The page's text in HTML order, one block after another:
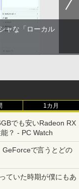
windows11 offic
通 LIFEBOOK U
コン 13.3型FHD
リ8GB / SSD256G
設定不要
ック不要 モバイ
16インチ 144Hz /
ンチ タッチパネ
ンド 非光沢 薄型
ps5/Mac/switch/
kksmart
ャな「ローカル
1カ月
でも安いRadeon RX
？ - PC Watch
で言うとどの
ていた時期が僕にもあ